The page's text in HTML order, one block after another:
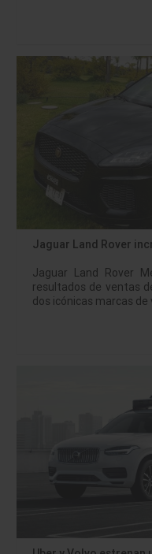
Jaguar Land Rover
Jaguar Land Rover
resultados de ventas
dos icónicas marcas